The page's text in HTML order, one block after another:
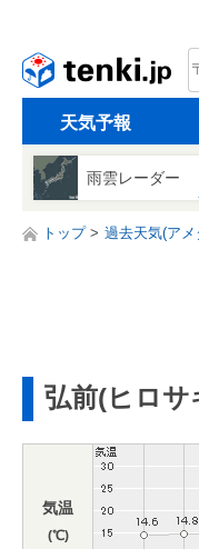
天気予報
雨雲レーダー
トップ 過去天気(アメ
弘前(ヒロサ
気温
(℃)